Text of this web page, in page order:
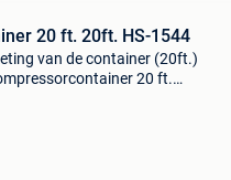
20 ft. 20ft. HS-1544
van de container (20ft.)
20 ft.